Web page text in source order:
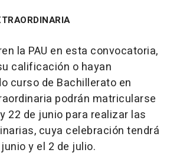
la PAU en esta convocatoria,
calificación o hayan
curso de Bachillerato en
podrán matricularse
22 de junio para realizar las
cuya celebración tendrá
y el 2 de julio.